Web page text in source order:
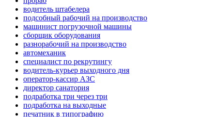
водитель штабелера
подсобный рабочий на производство
машинист погрузочной машины
сборщик оборудования
разнорабочий на производство
автомеханик
специалист по рекрутингу
водитель-курьер выходного дня
оператор-кассир АЗС
директор санатория
подработка три через три
подработка на выходные
печатник в типографию